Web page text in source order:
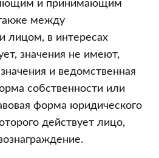
и принимающим
между
лицом, в интересах
значения не имеют,
и ведомственная
собственности или
форма юридического
действует лицо,